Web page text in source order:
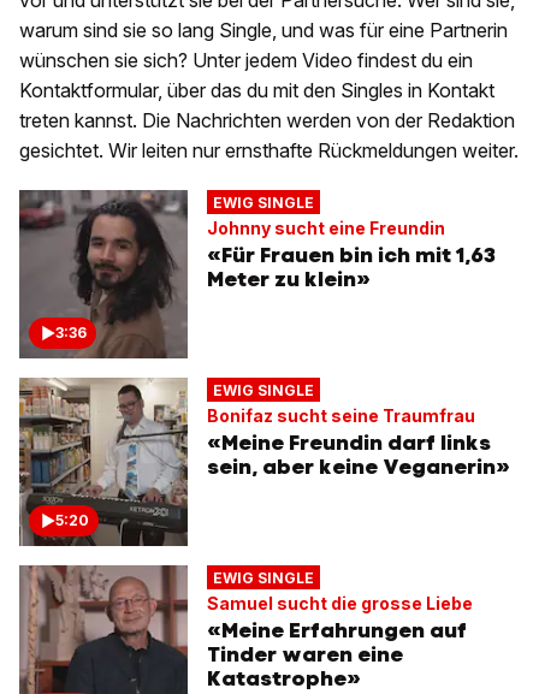
warum sind sie so lang Single, und was für eine Partnerin
wünschen sie sich? Unter jedem Video findest du ein
Kontaktformular, über das du mit den Singles in Kontakt
treten kannst. Die Nachrichten werden von der Redaktion
gesichtet. Wir leiten nur ernsthafte Rückmeldungen weiter.
3:36
EWIG SINGLE
Johnny sucht eine Freundin
«Für Frauen bin ich mit 1,63
Meter zu klein»
5:20
EWIG SINGLE
Bonifaz sucht seine Traumfrau
«Meine Freundin darf links
sein, aber keine Veganerin»
EWIG SINGLE
Samuel sucht die grosse Liebe
«Meine Erfahrungen auf
Tinder waren eine
Katastrophe»